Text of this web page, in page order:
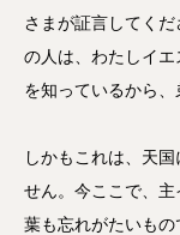
さまが証言してく
の人は、わたしイ
を知っているから、
しかもこれは、天
せん。今ここで、
葉も忘れがたいも